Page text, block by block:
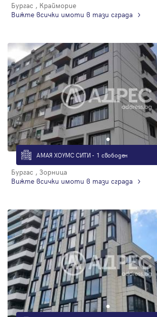
Бургас , Крайморие
Вижте всички имоти в тази сграда
АМАЯ ХОУМС СИТИ - 1 свободен
Бургас , Зорница
Вижте всички имоти в тази сграда